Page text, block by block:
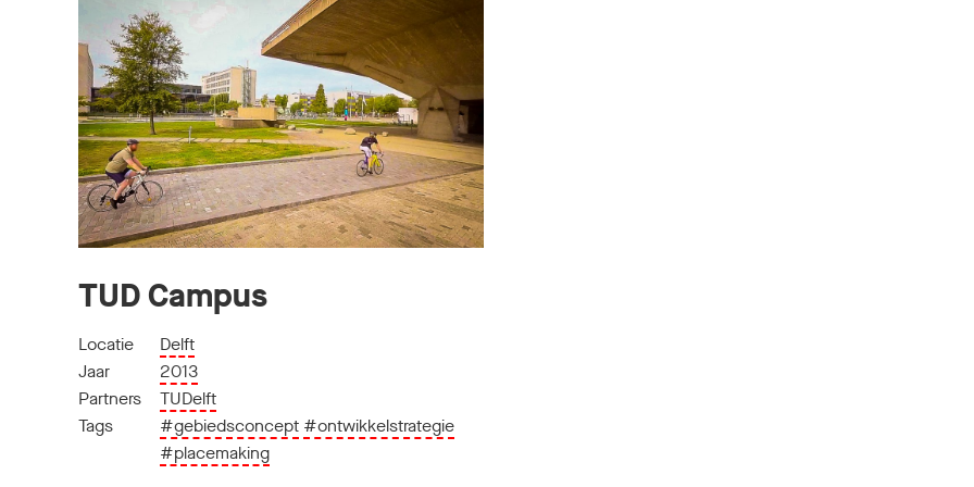
TUD Campus
Locatie
Delft
Jaar
2013
Partners
TUDelft
Tags
#gebiedsconcept #ontwikkelstrategie
#placemaking